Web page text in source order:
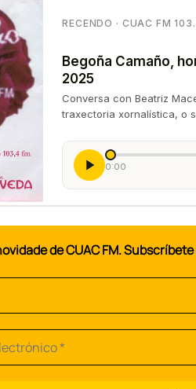
RECENDO · CUAC FM
Begoña Camaño,
2025
Conversa con Beatriz
traxectoria xornalística, o
0:00
de CUAC FM.